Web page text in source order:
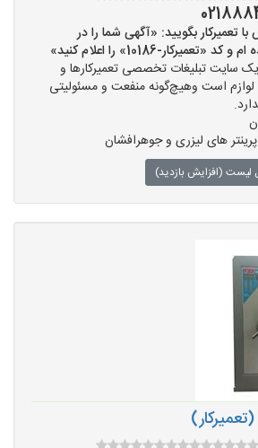
تعمیرکار بگویید: «آگهی شما را در
10186» را اعلام کنید»
سایت تبلیغات تخصصی تعمیرکارها و
است وهیچ‌گونه منفعت و مسئولیتی
های لیزری و جوهرافشان
لیست (افزایش بازدید)
(تعمیرکار)